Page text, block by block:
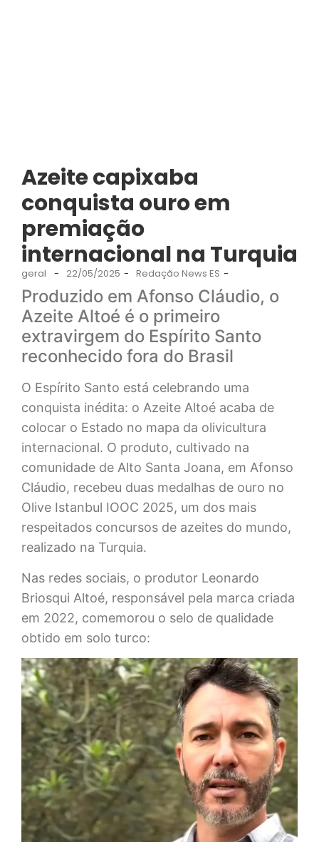
Azeite capixaba
conquista ouro em
premiação
internacional na Turquia
geral - 22/05/2025 - Redação News ES -
Produzido em Afonso Cláudio, o
Azeite Altoé é o primeiro
extravirgem do Espírito Santo
reconhecido fora do Brasil
O Espírito Santo está celebrando uma
conquista inédita: o Azeite Altoé acaba de
colocar o Estado no mapa da olivicultura
internacional. O produto, cultivado na
comunidade de Alto Santa Joana, em Afonso
Cláudio, recebeu duas medalhas de ouro no
Olive Istanbul IOOC 2025, um dos mais
respeitados concursos de azeites do mundo,
realizado na Turquia.
Nas redes sociais, o produtor Leonardo
Briosqui Altoé, responsável pela marca criada
em 2022, comemorou o selo de qualidade
obtido em solo turco: